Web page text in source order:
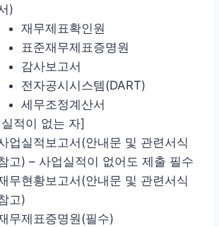
)
재무제표확인원
표준재무제표증명원
감사보고서
전자공시시스템(DART)
세무조정계산서
적이 없는 자]
업실적보고서(안내문 및 관련서식
고) – 사업실적이 없어도 제출 필수
무현황보고서(안내문 및 관련서식
고)
무제표증명원(필수)